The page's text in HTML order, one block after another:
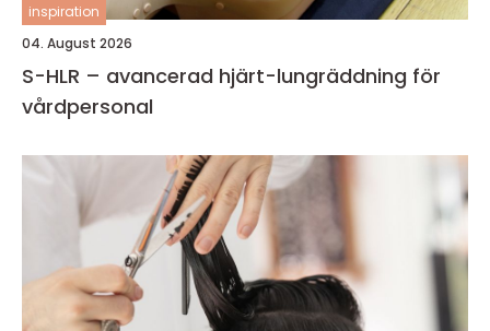
inspiration
04. August 2026
S-HLR – avancerad hjärt-lungräddning för
vårdpersonal